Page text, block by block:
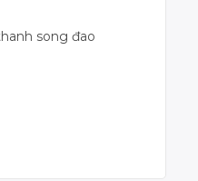
song đao